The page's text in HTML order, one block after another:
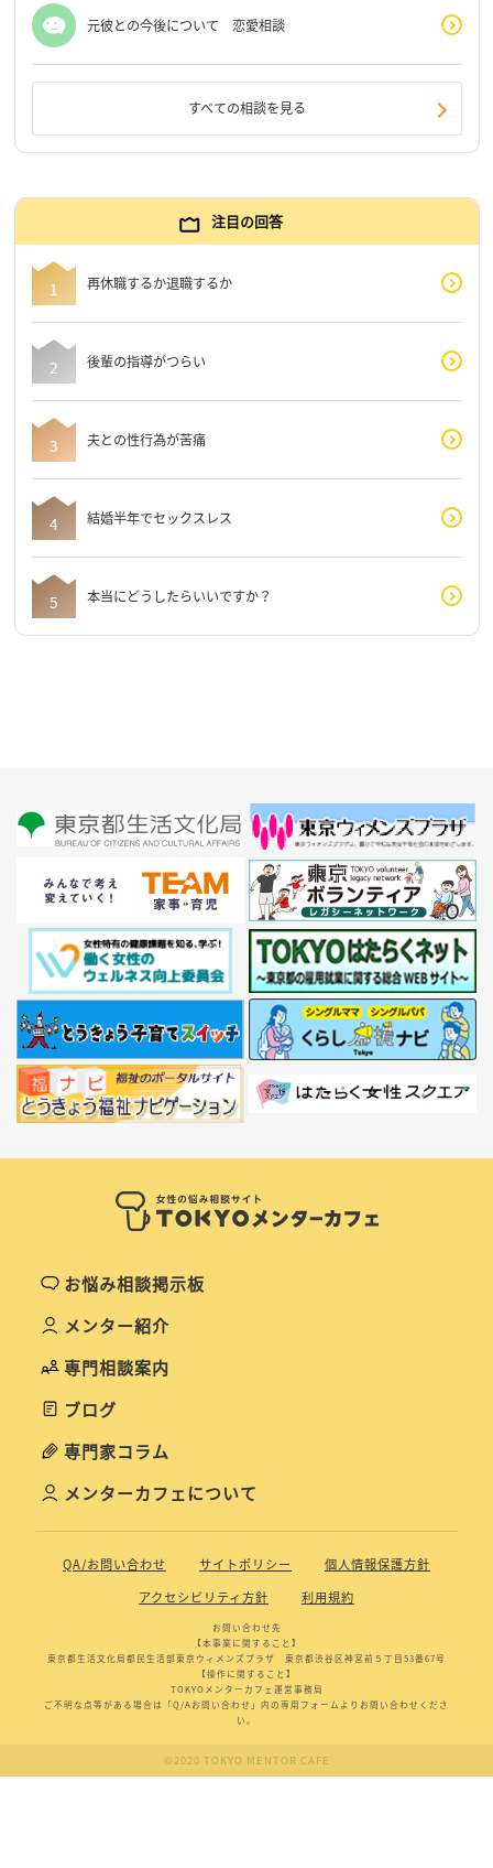
元彼との今後について 恋愛相談
すべての相談を見る
注目の回答
再休職するか退職するか
後輩の指導がつらい
夫との性行為が苦痛
結婚半年でセックスレス
本当にどうしたらいいですか？
お悩み相談掲示板
メンター紹介
専門相談案内
ブログ
専門家コラム
メンターカフェについて
QA/お問い合わせ サイトポリシー
個人情報保護方針
アクセシビリティ方針
利用規約
お問い合わせ先
【本事業に関すること】
東京都生活文化局都民生活部東京ウィメンズプラザ 東京都渋谷区神宮前５丁目53番67号
【操作に関すること】
TOKYOメンターカフェ運営事務局
ご不明な点等がある場合は「Q/Aお問い合わせ」内の専用フォームよりお問い合わせくださ
い。
©2020 TOKYO MENTOR CAFE